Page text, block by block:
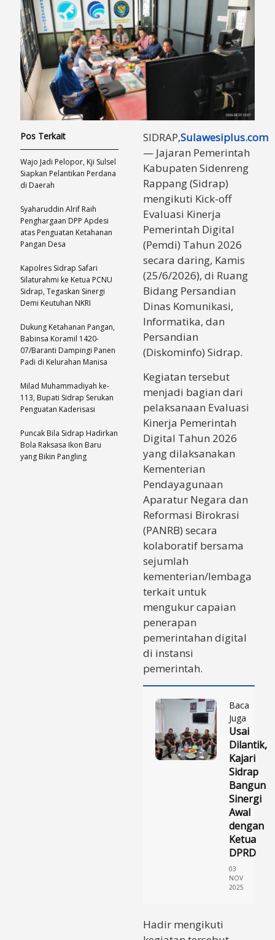
SIDRAP,Sulawesiplus.com
— Jajaran Pemerintah
Kabupaten Sidenreng
Rappang (Sidrap)
mengikuti Kick-off
Evaluasi Kinerja
Pemerintah Digital
(Pemdi) Tahun 2026
secara daring, Kamis
(25/6/2026), di Ruang
Bidang Persandian
Dinas Komunikasi,
Informatika, dan
Persandian
(Diskominfo) Sidrap.
Kegiatan tersebut
menjadi bagian dari
pelaksanaan Evaluasi
Kinerja Pemerintah
Digital Tahun 2026
yang dilaksanakan
Kementerian
Pendayagunaan
Aparatur Negara dan
Reformasi Birokrasi
(PANRB) secara
kolaboratif bersama
sejumlah
kementerian/lembaga
terkait untuk
mengukur capaian
penerapan
pemerintahan digital
di instansi
pemerintah.
Baca
Juga
Usai
Dilantik,
Kajari
Sidrap
Bangun
Sinergi
Awal
dengan
Ketua
DPRD
03
NOV
2025
Hadir mengikuti
Pos Terkait
Wajo Jadi Pelopor, Kji Sulsel
Siapkan Pelantikan Perdana
di Daerah
Syaharuddin Alrif Raih
Penghargaan DPP Apdesi
atas Penguatan Ketahanan
Pangan Desa
Kapolres Sidrap Safari
Silaturahmi ke Ketua PCNU
Sidrap, Tegaskan Sinergi
Demi Keutuhan NKRI
Dukung Ketahanan Pangan,
Babinsa Koramil 1420-
07/Baranti Dampingi Panen
Padi di Kelurahan Manisa
Milad Muhammadiyah ke-
113, Bupati Sidrap Serukan
Penguatan Kaderisasi
Puncak Bila Sidrap Hadirkan
Bola Raksasa Ikon Baru
yang Bikin Pangling